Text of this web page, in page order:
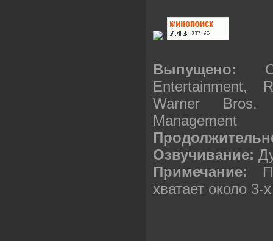
Выпущено:
Entertainment,
Warner Bros.
Management
Озвучивание:
Примечание:
хватает около 3-